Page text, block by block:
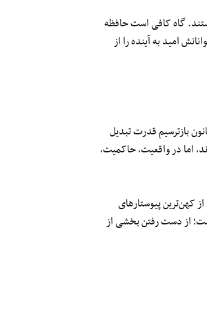
گاه کافی است حافظه
امید به آینده را از
بازترسیم قدرت تبدیل
اما در واقعیت، حاکمیت،
کهن‌ترین پیوستارهای
از دست رفتن بخشی از